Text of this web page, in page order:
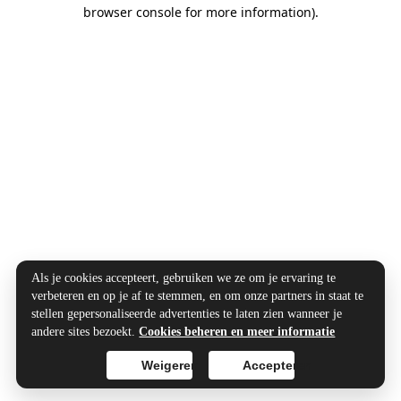
browser console for more information).
Als je cookies accepteert, gebruiken we ze om je ervaring te
verbeteren en op je af te stemmen, en om onze partners in staat te
stellen gepersonaliseerde advertenties te laten zien wanneer je
andere sites bezoekt.Cookies beheren en meer informatie
Accepteren
Weigeren